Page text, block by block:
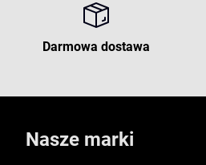
Darmowa dostawa
Nasze marki